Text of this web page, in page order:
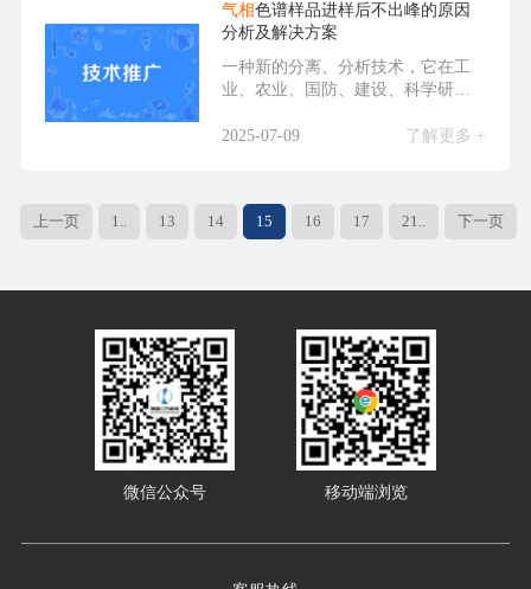
气相色谱样品进样后不出峰的原因
分析及解决方案
一种新的分离、分析技术，它在工
业、农业、国防、建设、科学研究
2025-07-09
了解更多 +
上一页 1.. 13 14 15 16 17 21.. 下一页
微信公众号 移动端浏览